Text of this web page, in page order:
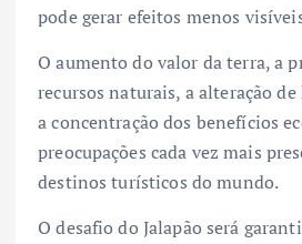
pode gerar efeitos menos
O aumento do valor da terra, a
recursos naturais, a alteração
a concentração dos benefícios
preocupações cada vez mais
destinos turísticos do mundo.
O desafio do Jalapão será